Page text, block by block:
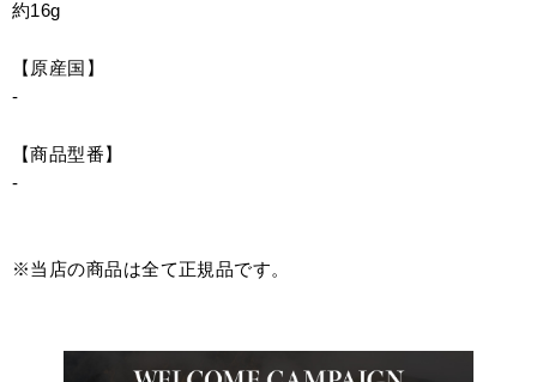
約16g
【原産国】
-
【商品型番】
-
※当店の商品は全て正規品です。